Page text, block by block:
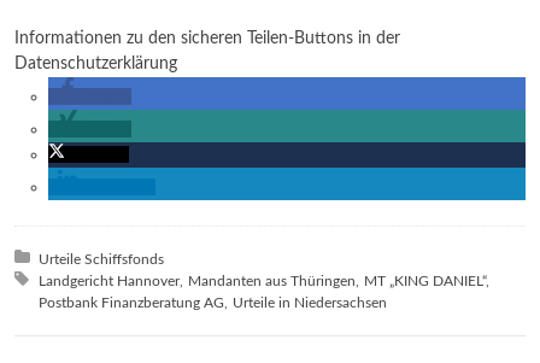
Informationen zu den sicheren Teilen-Buttons in der
Datenschutzerklärung
Posted in:
Urteile Schiffsfonds
Tagged with:
Landgericht Hannover Mandanten aus Thüringen
MT „KING DANIEL“
Postbank Finanzberatung AG
Urteile in Niedersachsen